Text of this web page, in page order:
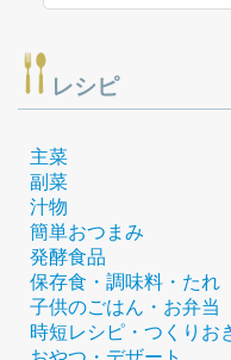
レシピ
主菜
副菜
汁物
簡単おつまみ
発酵食品
保存食・調味料・たれ
子供のごはん・お弁当
時短レシピ・つくりお